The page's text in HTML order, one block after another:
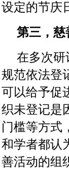
设定的节庆
第三，慈
在多次研
规范依法登
可以给予促
织未登记是
门槛等方式
和学者都认
善活动的组